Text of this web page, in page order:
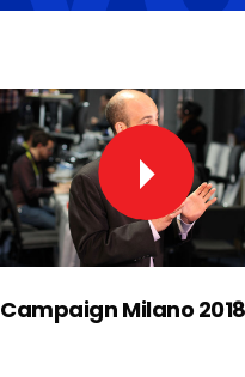
Campaign Milano 2018